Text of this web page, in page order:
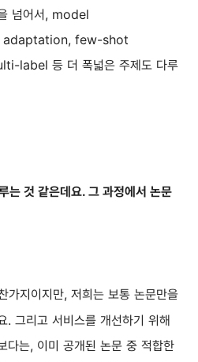
넘어서, model
few-shot
label 등 더 폭넓은 주제도 다루
는 것 같은데요. 그 과정에서 논문
가지이지만, 저희는 보통 논문만을
. 그리고 서비스를 개선하기 위해
다는, 이미 공개된 논문 중 적합한